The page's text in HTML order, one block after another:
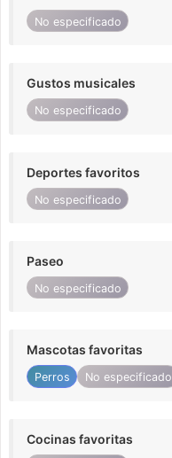
No especificado
Gustos musicales
No especificado
Deportes favoritos
No especificado
Paseo
No especificado
Mascotas favoritas
Perros No especificado
Cocinas favoritas